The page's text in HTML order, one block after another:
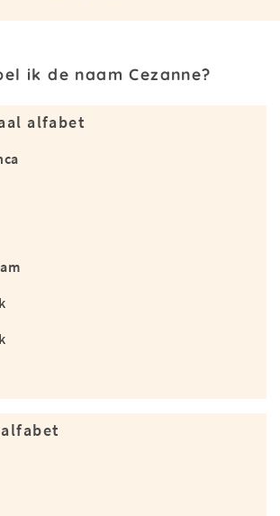
ik de naam Cezanne?
alfabet